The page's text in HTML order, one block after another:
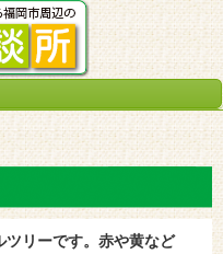
ツリーです。赤や黄など